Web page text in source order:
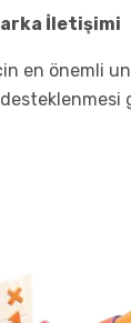
İletişimi
en önemli